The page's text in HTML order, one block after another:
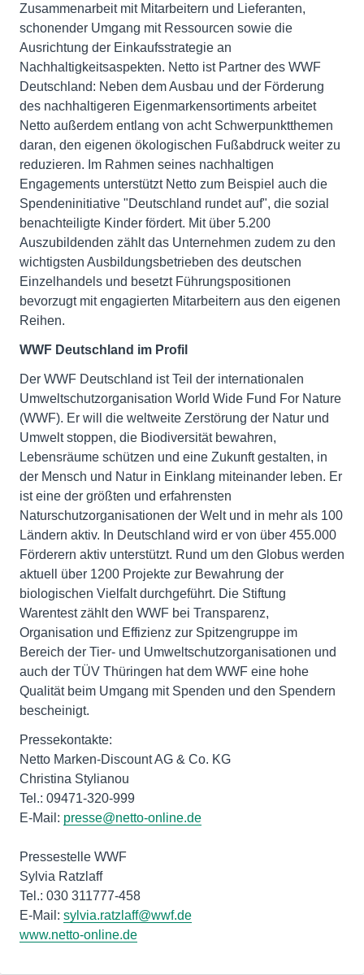
Zusammenarbeit mit Mitarbeitern und Lieferanten,
schonender Umgang mit Ressourcen sowie die
Ausrichtung der Einkaufsstrategie an
Nachhaltigkeitsaspekten. Netto ist Partner des WWF
Deutschland: Neben dem Ausbau und der Förderung
des nachhaltigeren Eigenmarkensortiments arbeitet
Netto außerdem entlang von acht Schwerpunktthemen
daran, den eigenen ökologischen Fußabdruck weiter zu
reduzieren. Im Rahmen seines nachhaltigen
Engagements unterstützt Netto zum Beispiel auch die
Spendeninitiative "Deutschland rundet auf", die sozial
benachteiligte Kinder fördert. Mit über 5.200
Auszubildenden zählt das Unternehmen zudem zu den
wichtigsten Ausbildungsbetrieben des deutschen
Einzelhandels und besetzt Führungspositionen
bevorzugt mit engagierten Mitarbeitern aus den eigenen
Reihen.
WWF Deutschland im Profil
Der WWF Deutschland ist Teil der internationalen
Umweltschutzorganisation World Wide Fund For Nature
(WWF). Er will die weltweite Zerstörung der Natur und
Umwelt stoppen, die Biodiversität bewahren,
Lebensräume schützen und eine Zukunft gestalten, in
der Mensch und Natur in Einklang miteinander leben. Er
ist eine der größten und erfahrensten
Naturschutzorganisationen der Welt und in mehr als 100
Ländern aktiv. In Deutschland wird er von über 455.000
Förderern aktiv unterstützt. Rund um den Globus werden
aktuell über 1200 Projekte zur Bewahrung der
biologischen Vielfalt durchgeführt. Die Stiftung
Warentest zählt den WWF bei Transparenz,
Organisation und Effizienz zur Spitzengruppe im
Bereich der Tier- und Umweltschutzorganisationen und
auch der TÜV Thüringen hat dem WWF eine hohe
Qualität beim Umgang mit Spenden und den Spendern
bescheinigt.
Pressekontakte:
Netto Marken-Discount AG & Co. KG
Christina Stylianou
Tel.: 09471-320-999
E-Mail: presse@netto-online.de
Pressestelle WWF
Sylvia Ratzlaff
Tel.: 030 311777-458
E-Mail: sylvia.ratzlaff@wwf.de
www.netto-online.de